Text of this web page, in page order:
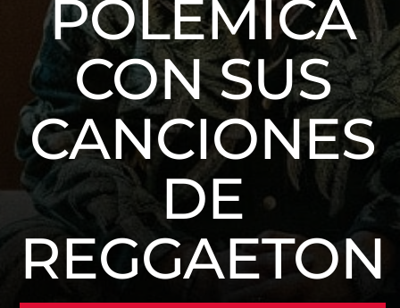
POLÉMICA
CON SUS
CANCIONES
DE
REGGAETON